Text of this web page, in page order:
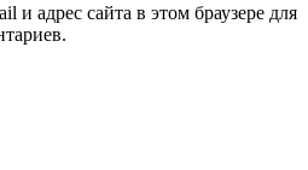
и адрес сайта в этом браузере для